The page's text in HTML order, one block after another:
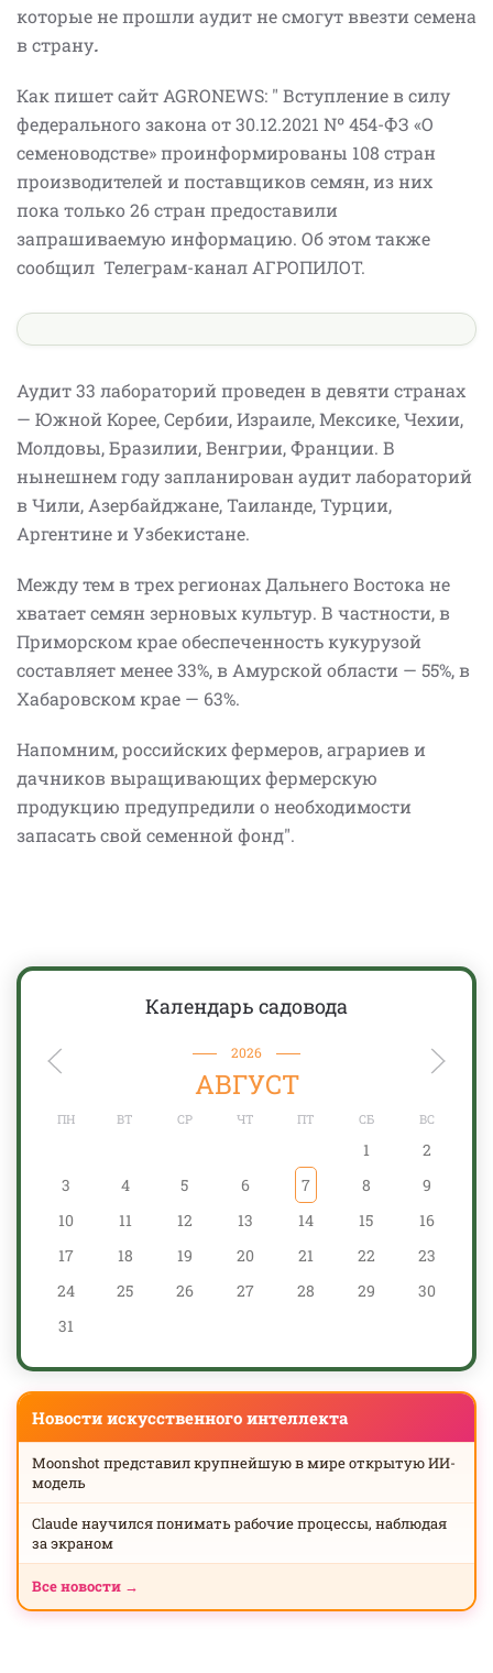
которые не прошли аудит не смогут ввезти семена
в страну.
Как пишет сайт AGRONEWS: " Вступление в силу
федерального закона от 30.12.2021 Nº 454-ФЗ «О
семеноводстве» проинформированы 108 стран
производителей и поставщиков семян, из них
пока только 26 стран предоставили
запрашиваемую информацию. Об этом также
сообщил Телеграм-канал АГРОПИЛОТ.
Аудит 33 лабораторий проведен в девяти странах
— Южной Корее, Сербии, Израиле, Мексике, Чехии,
Молдовы, Бразилии, Венгрии, Франции. В
нынешнем году запланирован аудит лабораторий
в Чили, Азербайджане, Таиланде, Турции,
Аргентине и Узбекистане.
Между тем в трех регионах Дальнего Востока не
хватает семян зерновых культур. В частности, в
Приморском крае обеспеченность кукурузой
составляет менее 33%, в Амурской области — 55%, в
Хабаровском крае — 63%.
Напомним, российских фермеров, аграриев и
дачников выращивающих фермерскую
продукцию предупредили о необходимости
запасать свой семенной фонд".
Календарь садовода
2026
АВГУСТ
ПН ВТ СР ЧТ ПТ СБ ВС
1
2
3
4 5 6 7 8
9
10
11 12 13 14 15
16
17
18 19 20 21 22
23
24
25 26 27 28 29
30
31
Новости искусственного интеллекта
Moonshot представил крупнейшую в мире открытую ИИ-
модель
Claude научился понимать рабочие процессы, наблюдая
за экраном
Все новости →